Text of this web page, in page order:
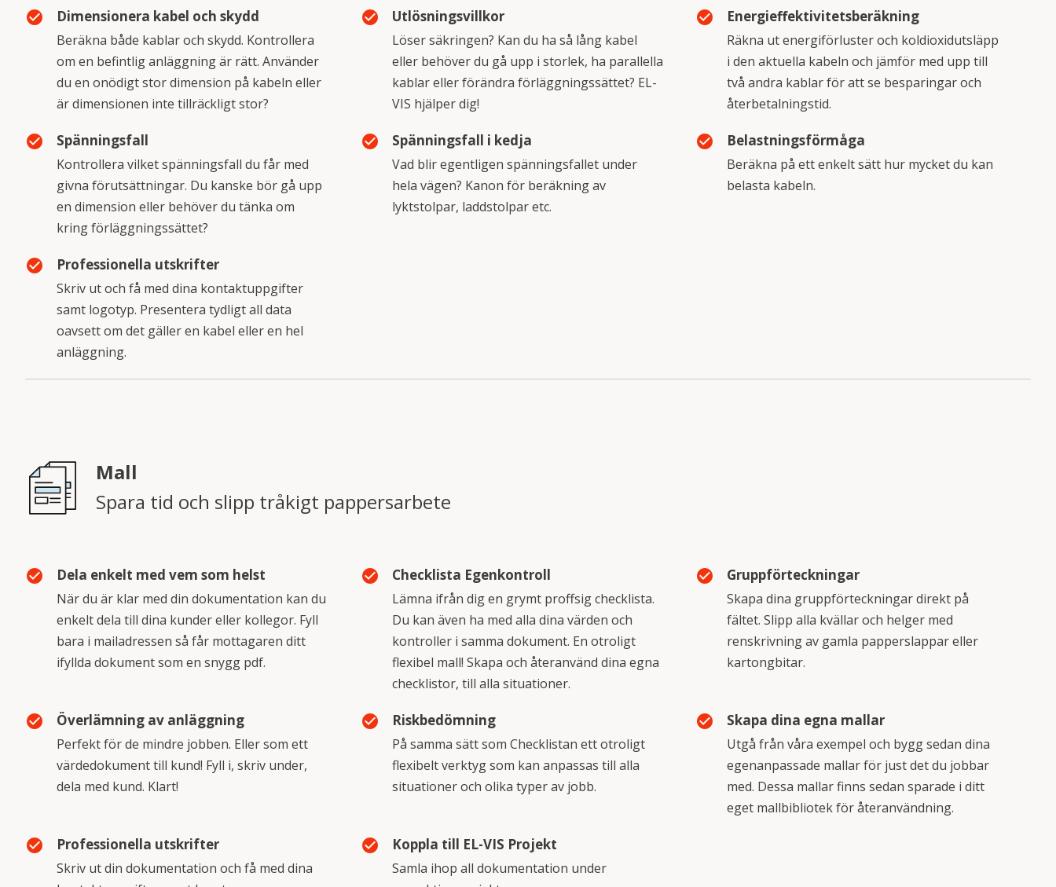
check_circle Dimensionera kabel och skydd
Beräkna både kablar och skydd. Kontrollera
om en befintlig anläggning är rätt. Använder
du en onödigt stor dimension på kabeln eller
är dimensionen inte tillräckligt stor?
check_circle Utlösningsvillkor
Löser säkringen? Kan du ha så lång kabel
eller behöver du gå upp i storlek, ha parallella
kablar eller förändra förläggningssättet? EL-
VIS hjälper dig!
check_circle Energieffektivitetsberäkning
Räkna ut energiförluster och koldioxidutsläpp
i den aktuella kabeln och jämför med upp till
två andra kablar för att se besparingar och
återbetalningstid.
check_circle Spänningsfall
Kontrollera vilket spänningsfall du får med
givna förutsättningar. Du kanske bör gå upp
en dimension eller behöver du tänka om
kring förläggningssättet?
check_circle Spänningsfall i kedja
Vad blir egentligen spänningsfallet under
hela vägen? Kanon för beräkning av
lyktstolpar, laddstolpar etc.
check_circle Belastningsförmåga
Beräkna på ett enkelt sätt hur mycket du kan
belasta kabeln.
check_circle Professionella utskrifter
Skriv ut och få med dina kontaktuppgifter
samt logotyp. Presentera tydligt all data
oavsett om det gäller en kabel eller en hel
anläggning.
Mall
Spara tid och slipp tråkigt pappersarbete
check_circle Dela enkelt med vem som helst
När du är klar med din dokumentation kan du
enkelt dela till dina kunder eller kollegor. Fyll
bara i mailadressen så får mottagaren ditt
ifyllda dokument som en snygg pdf.
check_circle Checklista Egenkontroll
Lämna ifrån dig en grymt proffsig checklista.
Du kan även ha med alla dina värden och
kontroller i samma dokument. En otroligt
flexibel mall! Skapa och återanvänd dina egna
checklistor, till alla situationer.
check_circle Gruppförteckningar
Skapa dina gruppförteckningar direkt på
fältet. Slipp alla kvällar och helger med
renskrivning av gamla papperslappar eller
kartongbitar.
check_circle Överlämning av anläggning
Perfekt för de mindre jobben. Eller som ett
värdedokument till kund! Fyll i, skriv under,
dela med kund. Klart!
check_circle Riskbedömning
På samma sätt som Checklistan ett otroligt
flexibelt verktyg som kan anpassas till alla
situationer och olika typer av jobb.
check_circle Skapa dina egna mallar
Utgå från våra exempel och bygg sedan dina
egenanpassade mallar för just det du jobbar
med. Dessa mallar finns sedan sparade i ditt
eget mallbibliotek för återanvändning.
check_circle Professionella utskrifter
Skriv ut din dokumentation och få med dina
check_circle Koppla till EL-VIS Projekt
Samla ihop all dokumentation under